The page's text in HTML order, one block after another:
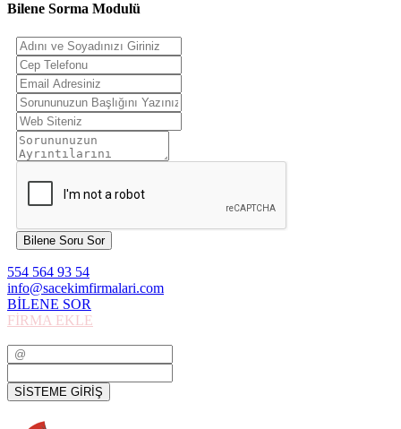
Bilene Sorma Modulü
Bilene Soru Sor
554 564 93 54
info@sacekimfirmalari.com
BİLENE SOR
FİRMA EKLE
SİSTEME GİRİŞ